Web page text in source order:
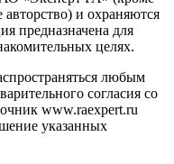
авторство) и охраняются
предназначена для
целях.
любым
согласия со
www.raexpert.ru
указанных